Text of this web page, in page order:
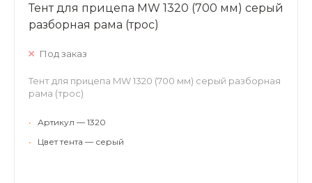
Тент для прицепа MW 1320 (700 мм) серый
разборная рама (трос)
Под заказ
Тент для прицепа MW 1320 (700 мм) серый разборная
рама (трос)
•
Артикул — 1320
•
Цвет тента — серый